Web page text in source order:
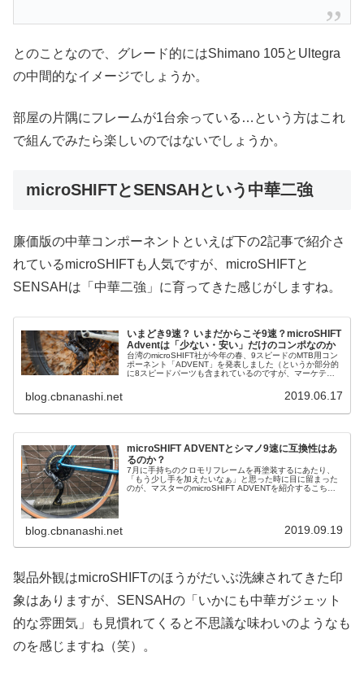
とのことなので、グレード的にはShimano 105とUltegra
の中間的なイメージでしょうか。
部屋の片隅にフレームが1台余っている…という方はこれ
で組んでみたら楽しいのではないでしょうか。
microSHIFTとSENSAHという中華二強
廉価版の中華コンポーネントといえば下の2記事で紹介さ
れているmicroSHIFTも人気ですが、microSHIFTと
SENSAHは「中華二強」に育ってきた感じがしますね。
いまどき9速？ いまだからこそ9速？microSHIFT
Adventは「少ない・安い」だけのコンポなのか
台湾のmicroSHIFT社が今年の春、9スピードのMTB用コン
ポーネント「ADVENT」を発表しました（というか部分的
に8スピードパーツも含まれているのですが、マーケティ
blog.cbnanashi.net 2019.06.17
microSHIFT ADVENTとシマノ9速に互換性はあ
るのか？
7月に手持ちのクロモリフレームを再塗装するにあたり、
「もう少し手を加えたいなぁ」と思った時に目に留まった
のが、マスターのmicroSHIFT ADVENTを紹介するこちら
blog.cbnanashi.net 2019.09.19
製品外観はmicroSHIFTのほうがだいぶ洗練されてきた印
象はありますが、SENSAHの「いかにも中華ガジェット
的な雰囲気」も見慣れてくると不思議な味わいのようなも
のを感じますね（笑）。